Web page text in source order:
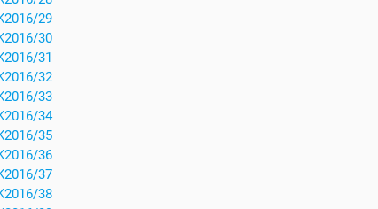
29
30
31
32
33
34
35
36
37
38